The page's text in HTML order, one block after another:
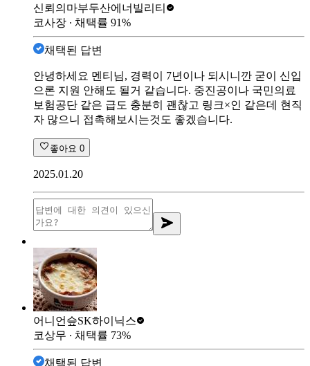
신뢰의마부두산에너빌리티
코사장 ∙ 채택률 91%
채택된 답변
안녕하세요 멘티님, 경력이 7년이나 되시니깐 굳이 신입
으론 지원 안해도 될거 같습니다. 중진공이나 국민의료
보험공단 같은 급도 충분히 괜찮고 링크×인 같은데 현직
자 많으니 접촉해보시는것도 좋겠습니다.
좋아요 0
2025.01.20
어니언슾SK하이닉스
코상무 ∙ 채택률 73%
채택된 답변